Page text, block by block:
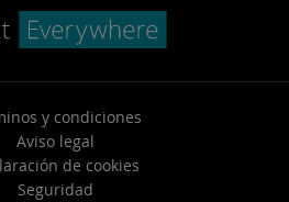
y condiciones
Aviso legal
de cookies
Seguridad